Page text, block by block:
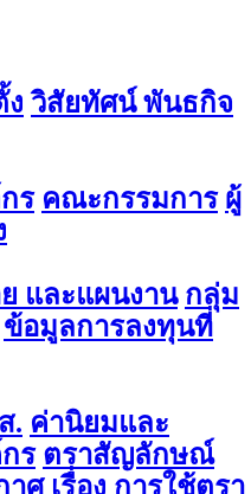
ง วิสัยทัศน์ พันธกิจ
ร คณะกรรมการ ผู้
และแผนงาน กลุ่ม
ข้อมูลการลงทุนที่
. ค่านิยมและ
ร ตราสัญลักษณ์
าศ เรื่อง การใช้ตรา